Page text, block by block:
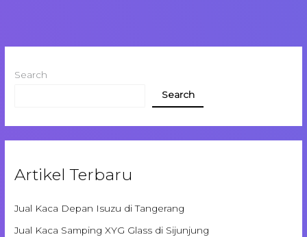
Search
Search
Artikel Terbaru
Jual Kaca Depan Isuzu di Tangerang
Jual Kaca Samping XYG Glass di Sijunjung